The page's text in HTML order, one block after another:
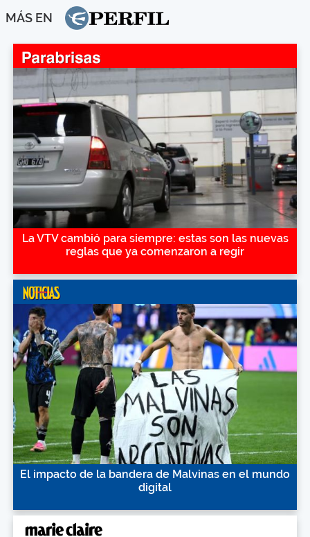
MÁS EN
La VTV cambió para siempre: estas son las nuevas
reglas que ya comenzaron a regir
El impacto de la bandera de Malvinas en el mundo
digital